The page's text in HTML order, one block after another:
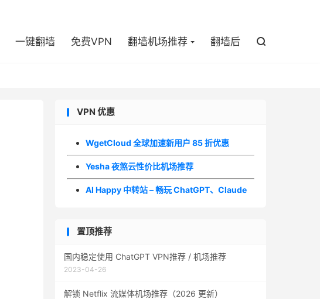
一键翻墙 免费VPN 翻墙机场推荐 翻墙后 
VPN 优惠
WgetCloud 全球加速新用户 85 折优惠
Yesha 夜煞云性价比机场推荐
AI Happy 中转站 – 畅玩 ChatGPT、Claude
置顶推荐
国内稳定使用 ChatGPT VPN推荐 / 机场推荐
2023-04-26
解锁 Netflix 流媒体机场推荐（2026 更新）